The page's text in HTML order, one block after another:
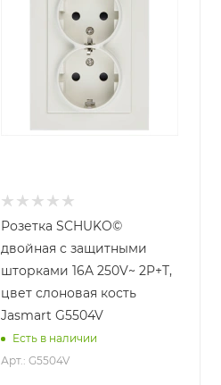
Розетка SCHUKO©
двойная с защитными
шторками 16A 250V~ 2P+T,
цвет слоновая кость
Jasmart G5504V
Есть в наличии
Арт.: G5504V